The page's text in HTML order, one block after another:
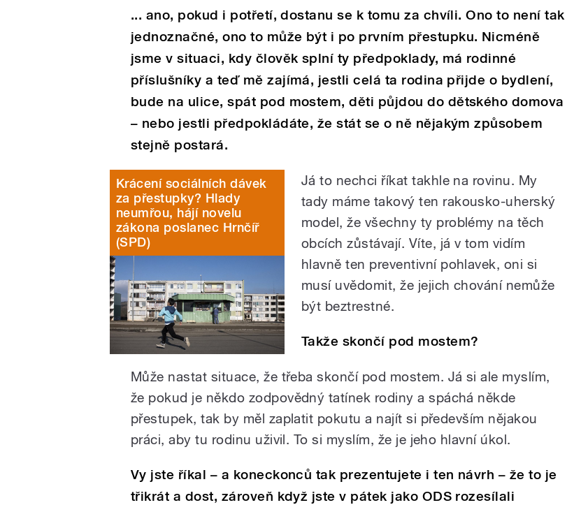
... ano, pokud i potřetí, dostanu se k tomu za chvíli. Ono to není tak
jednoznačné, ono to může být i po prvním přestupku. Nicméně
jsme v situaci, kdy člověk splní ty předpoklady, má rodinné
příslušníky a teď mě zajímá, jestli celá ta rodina přijde o bydlení,
bude na ulice, spát pod mostem, děti půjdou do dětského domova
– nebo jestli předpokládáte, že stát se o ně nějakým způsobem
stejně postará.
Krácení sociálních dávek
za přestupky? Hlady
neumřou, hájí novelu
zákona poslanec Hrnčíř
(SPD)
Já to nechci říkat takhle na rovinu. My
tady máme takový ten rakousko-uherský
model, že všechny ty problémy na těch
obcích zůstávají. Víte, já v tom vidím
hlavně ten preventivní pohlavek, oni si
musí uvědomit, že jejich chování nemůže
být beztrestné.
Takže skončí pod mostem?
Může nastat situace, že třeba skončí pod mostem. Já si ale myslím,
že pokud je někdo zodpovědný tatínek rodiny a spáchá někde
přestupek, tak by měl zaplatit pokutu a najít si především nějakou
práci, aby tu rodinu uživil. To si myslím, že je jeho hlavní úkol.
Vy jste říkal – a koneckonců tak prezentujete i ten návrh – že to je
třikrát a dost, zároveň když jste v pátek jako ODS rozesílali